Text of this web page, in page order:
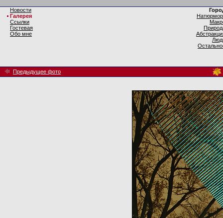
Новости
Галерея
Ссылки
Гостевая
Обо мне
Предыдущее фото